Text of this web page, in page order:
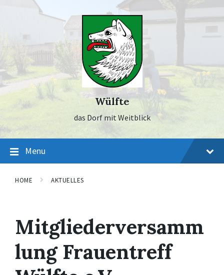
Wülfte
das Dorf mit Weitblick
Menu
HOME AKTUELLES
Mitgliederversamm
lung Frauentreff